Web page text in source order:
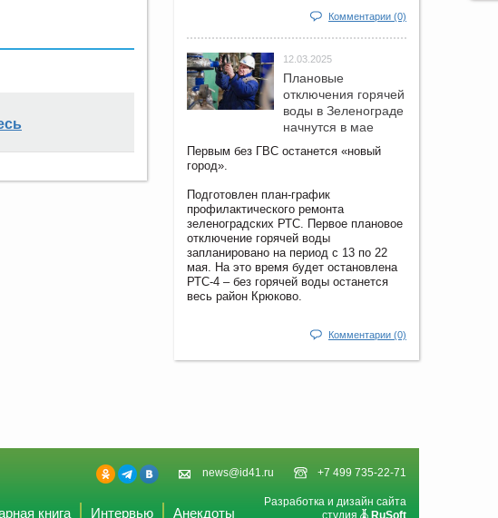
Комментарии (0)
12.03.2025
Плановые
отключения горячей
воды в Зеленограде
начнутся в мае
Первым без ГВС останется «новый
город».
Подготовлен план-график
профилактического ремонта
зеленоградских РТС. Первое плановое
отключение горячей воды
запланировано на период с 13 по 22
мая. На это время будет остановлена
РТС-4 – без горячей воды останется
весь район Крюково.
Комментарии (0)
news@id41.ru +7 499 735-22-71
Разработка и дизайн сайта
студия
RuSoft
книга Интервью Анекдоты